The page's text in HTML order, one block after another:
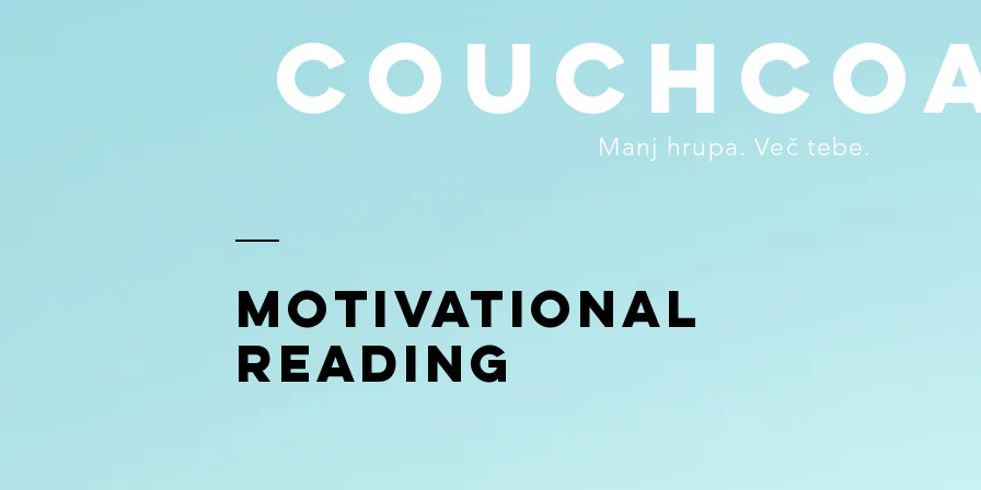
Manj hrupa. Več tebe.
Motivational
Reading